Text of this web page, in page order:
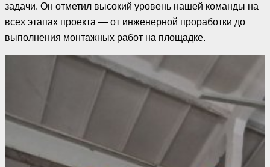
задачи. Он отметил высокий уровень нашей команды на
всех этапах проекта — от инженерной проработки до
выполнения монтажных работ на площадке.